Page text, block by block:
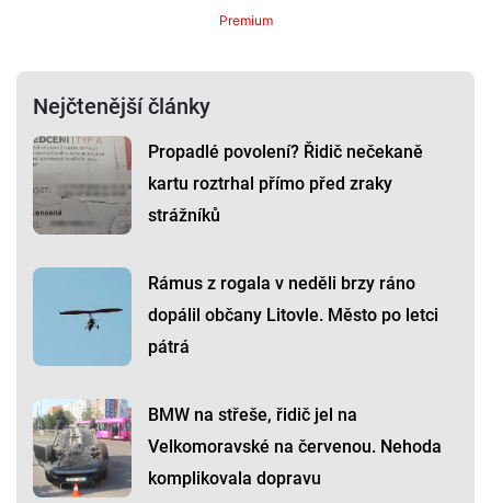
Premium
Nejčtenější články
Propadlé povolení? Řidič nečekaně
kartu roztrhal přímo před zraky
strážníků
Rámus z rogala v neděli brzy ráno
dopálil občany Litovle. Město po letci
pátrá
BMW na střeše, řidič jel na
Velkomoravské na červenou. Nehoda
komplikovala dopravu